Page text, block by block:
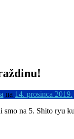
na 14. prosinca 2019.
smo na 5. Shito ryu